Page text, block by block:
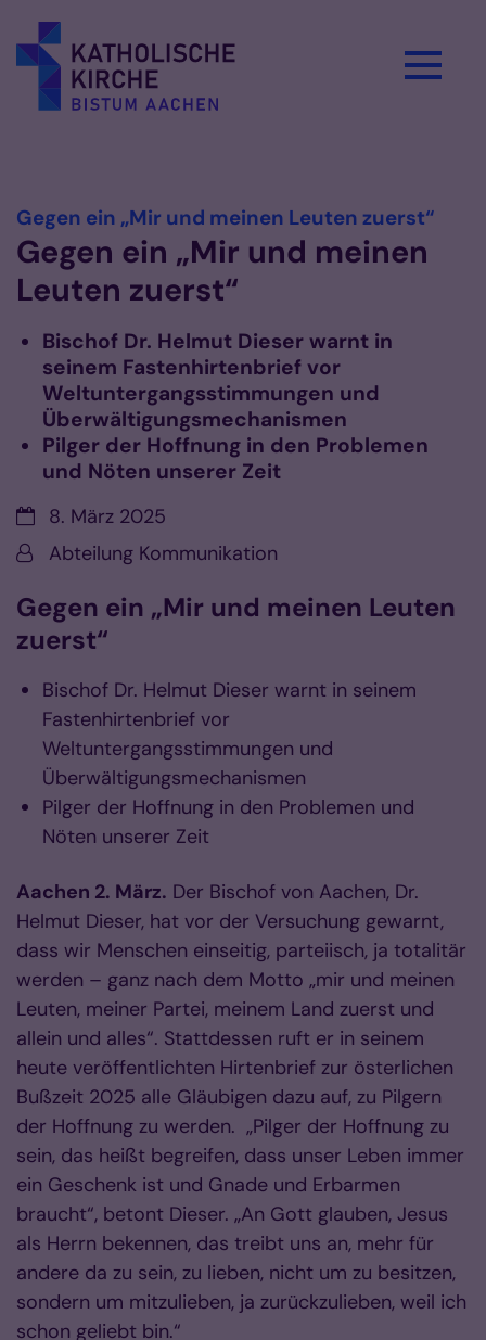
Gegen ein „Mir und meinen Leuten zuerst“:
Gegen ein „Mir und meinen
Leuten zuerst“
Bischof Dr. Helmut Dieser warnt in
seinem Fastenhirtenbrief vor
Weltuntergangsstimmungen und
Überwältigungsmechanismen
Pilger der Hoffnung in den Problemen
und Nöten unserer Zeit
Datum:8. März 2025
Von:Abteilung Kommunikation
Gegen ein „Mir und meinen Leuten
zuerst“
Bischof Dr. Helmut Dieser warnt in seinem
Fastenhirtenbrief vor
Weltuntergangsstimmungen und
Überwältigungsmechanismen
Pilger der Hoffnung in den Problemen und
Nöten unserer Zeit
Aachen 2. März. Der Bischof von Aachen, Dr.
Helmut Dieser, hat vor der Versuchung gewarnt,
dass wir Menschen einseitig, parteiisch, ja totalitär
werden – ganz nach dem Motto „mir und mei­nen
Leuten, meiner Partei, meinem Land zuerst und
allein und alles“. Stattdessen ruft er in seinem
heute veröffentlichten Hirtenbrief zur österlichen
Bußzeit 2025 alle Gläubigen dazu auf, zu Pilgern
der Hoffnung zu werden. „Pilger der Hoffnung zu
sein, das heißt begreifen, dass unser Leben immer
ein Geschenk ist und Gnade und Erbarmen
braucht“, betont Dieser. „An Gott glau­ben, Jesus
als Herrn beken­nen, das treibt uns an, mehr für
andere da zu sein, zu lie­ben, nicht um zu besitzen,
son­dern um mitzulieben, ja zu­rück­­­zu­lieben, weil ich
schon geliebt bin.“